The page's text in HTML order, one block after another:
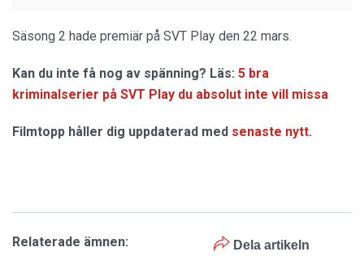
Säsong 2 hade premiär på SVT Play den 22 mars.
Kan du inte få nog av spänning? Läs: 5 bra
kriminalserier på SVT Play du absolut inte vill missa
Filmtopp håller dig uppdaterad med senaste nytt.
Dela artikeln
Relaterade ämnen: